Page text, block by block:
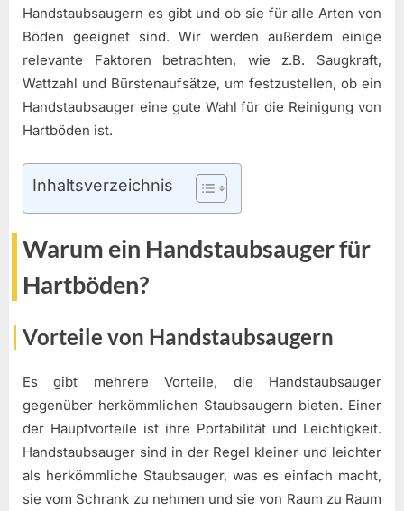
Handstaubsaugern es gibt und ob sie für alle Arten von
Böden geeignet sind. Wir werden außerdem einige
relevante Faktoren betrachten, wie z.B. Saugkraft,
Wattzahl und Bürstenaufsätze, um festzustellen, ob ein
Handstaubsauger eine gute Wahl für die Reinigung von
Hartböden ist.
Inhaltsverzeichnis
Warum ein Handstaubsauger für
Hartböden?
Vorteile von Handstaubsaugern
Es gibt mehrere Vorteile, die Handstaubsauger
gegenüber herkömmlichen Staubsaugern bieten. Einer
der Hauptvorteile ist ihre Portabilität und Leichtigkeit.
Handstaubsauger sind in der Regel kleiner und leichter
als herkömmliche Staubsauger, was es einfach macht,
sie vom Schrank zu nehmen und sie von Raum zu Raum